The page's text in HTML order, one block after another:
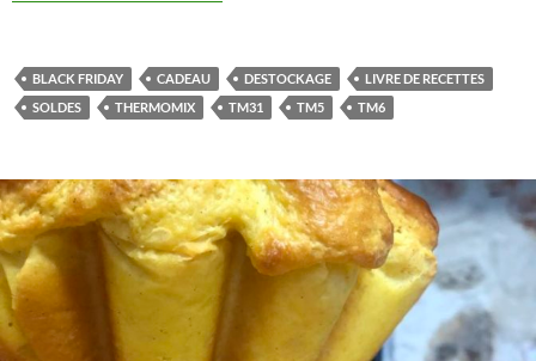
BLACK FRIDAY CADEAU DESTOCKAGE
LIVRE DE RECETTES
SOLDES
THERMOMIX TM31 TM5 TM6